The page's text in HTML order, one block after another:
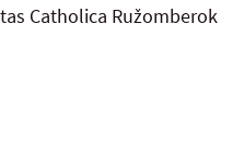
Catholica Ružomberok